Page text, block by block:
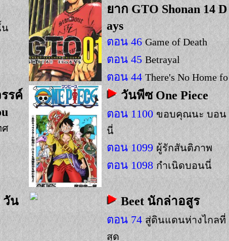
น
ยาก GTO Shonan 14 D
ays
ตอน 46 Game of Death
ตอน 45 Betrayal
ตอน 44 There's No Home fo
r You Here
รค์
ศ
วันพีซ One Piece
ตอน 1100 ขอบคุณนะ บอน
นี่
ตอน 1099 ผู้รักสันติภาพ
ตอน 1098 กำเนิดบอนนี่
วัน
Beet นักล่าอสูร
ตอน 74 สู่ดินแดนห่างไกลที่
สุด